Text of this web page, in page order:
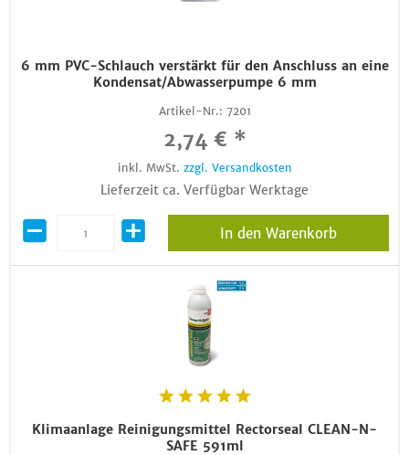
6 mm PVC-Schlauch verstärkt für den Anschluss an eine
Kondensat/Abwasserpumpe 6 mm
Artikel-Nr.: 7201
2,74 € *
inkl. MwSt. zzgl. Versandkosten
Lieferzeit ca. Verfügbar Werktage
In den Warenkorb
Klimaanlage Reinigungsmittel Rectorseal CLEAN-N-
SAFE 591ml